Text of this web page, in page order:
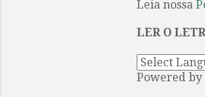
Leia nossa
LER O
Powered by